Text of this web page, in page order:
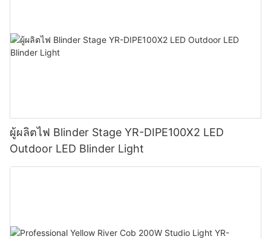
ผู้ผลิตไฟ Blinder Stage YR-DIPE100X2 LED
Outdoor LED Blinder Light